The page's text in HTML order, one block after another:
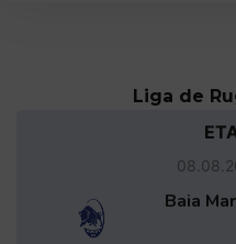
Liga de
Baia